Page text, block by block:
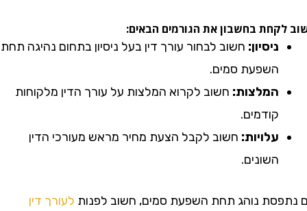
בחשבון את הגורמים הבאים:
ניסיון:חשוב לבחור עורך דין בעל ניסיון בתחום נהיגה תחת
השפעת סמים.
המלצות:חשוב לקרוא המלצות על עורך הדין מלקוחות
קודמים.
עלויות:חשוב לקבל הצעת מחיר מראש מעורכי הדין
השונים.
נוהג תחת השפעת סמים, חשוב לפנותלעורך דין